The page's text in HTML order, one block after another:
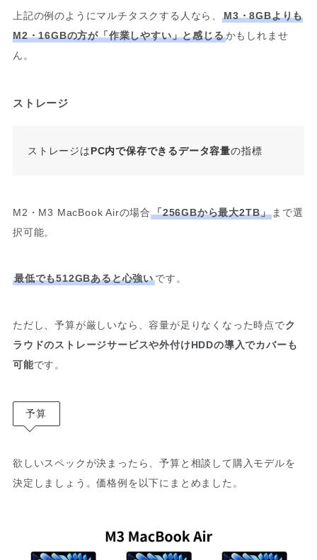
上記の例のようにマルチタスクする人なら、M3・8GBよりも
M2・16GBの方が「作業しやすい」と感じるかもしれませ
ん。
ストレージ
ストレージはPC内で保存できるデータ容量の指標
M2・M3 MacBook Airの場合「256GBから最大2TB」 まで選
択可能。
最低でも512GBあると心強いです。
ただし、予算が厳しいなら、容量が足りなくなった時点でク
ラウドのストレージサービスや外付けHDDの導入でカバーも
可能です。
予算
欲しいスペックが決まったら、予算と相談して購入モデルを
決定しましょう。価格例を以下にまとめました。